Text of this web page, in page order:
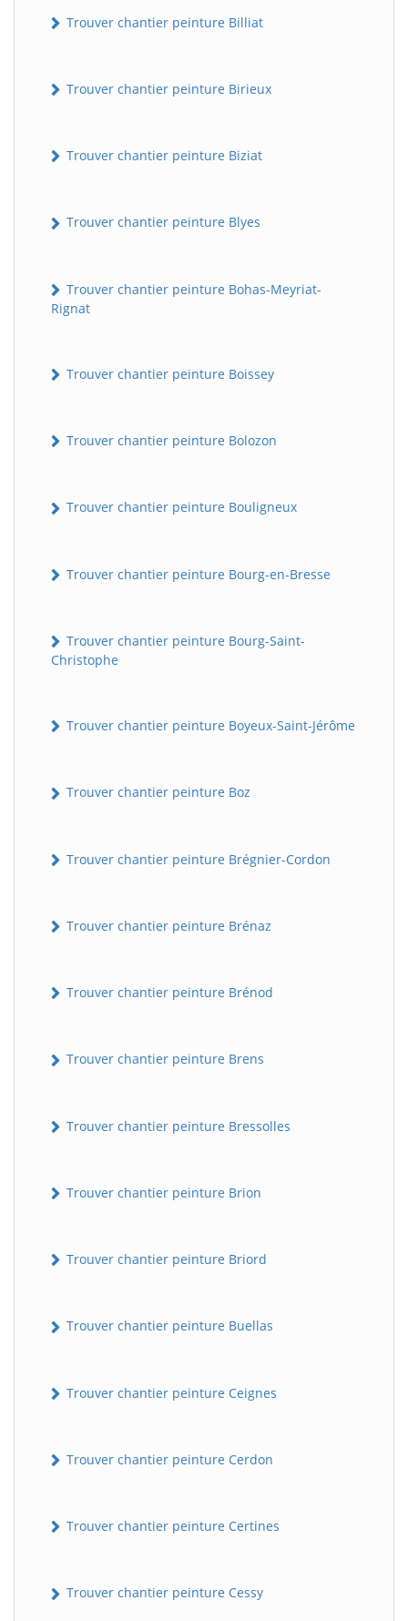
Trouver chantier peinture Billiat
Trouver chantier peinture Birieux
Trouver chantier peinture Biziat
Trouver chantier peinture Blyes
Trouver chantier peinture Bohas-Meyriat-
Rignat
Trouver chantier peinture Boissey
Trouver chantier peinture Bolozon
Trouver chantier peinture Bouligneux
Trouver chantier peinture Bourg-en-Bresse
Trouver chantier peinture Bourg-Saint-
Christophe
Trouver chantier peinture Boyeux-Saint-Jérôme
Trouver chantier peinture Boz
Trouver chantier peinture Brégnier-Cordon
Trouver chantier peinture Brénaz
Trouver chantier peinture Brénod
Trouver chantier peinture Brens
Trouver chantier peinture Bressolles
Trouver chantier peinture Brion
Trouver chantier peinture Briord
Trouver chantier peinture Buellas
Trouver chantier peinture Ceignes
Trouver chantier peinture Cerdon
Trouver chantier peinture Certines
Trouver chantier peinture Cessy